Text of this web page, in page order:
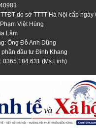
do sở TTTT Hà Nội cấp ngày
Việt Hùng
Lâm
Ông Đỗ Anh Dũng
đầu tư Đình Khang
0365.184.631 (Ms.Linh)